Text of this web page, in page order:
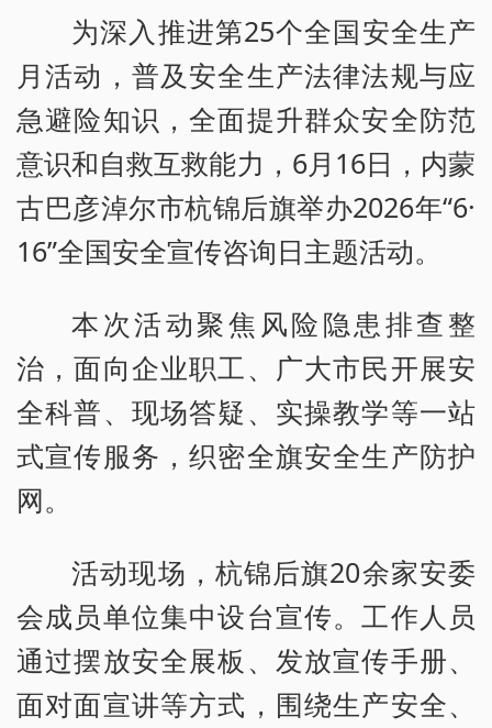
为深入推进第25个全国安全生产
月活动，普及安全生产法律法规与应
急避险知识，全面提升群众安全防范
意识和自救互救能力，6月16日，内蒙
古巴彦淖尔市杭锦后旗举办2026年“6·
16”全国安全宣传咨询日主题活动。
本次活动聚焦风险隐患排查整
治，面向企业职工、广大市民开展安
全科普、现场答疑、实操教学等一站
式宣传服务，织密全旗安全生产防护
网。
活动现场，杭锦后旗20余家安委
会成员单位集中设台宣传。工作人员
通过摆放安全展板、发放宣传手册、
面对面宣讲等方式，围绕生产安全、